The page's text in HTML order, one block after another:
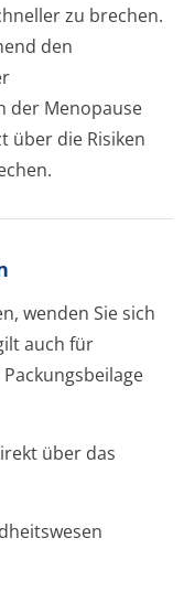
zu brechen.
den
der Menopause
über die Risiken
wenden Sie sich
auch für
über das